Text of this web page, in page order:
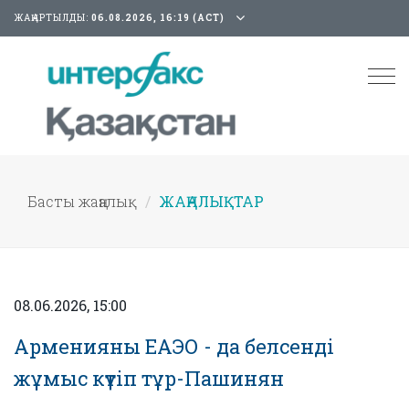
ЖАҢАРТЫЛДЫ: 06.08.2026, 16:19 (АСТ)
Басты жаңалық ЖАҢАЛЫҚТАР
08.06.2026, 15:00
Арменияны ЕАЭО - да белсенді
жұмыс күтіп тұр-Пашинян